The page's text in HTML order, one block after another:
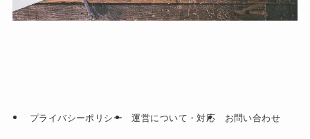
プライバシーポリシー 運営について・対応 お問い合わせ